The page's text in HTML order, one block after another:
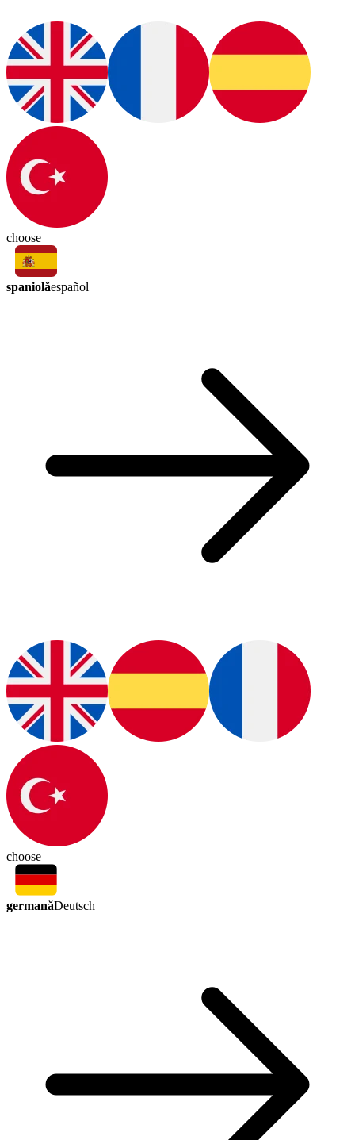
choose
spaniolăespañol
choose
germanăDeutsch